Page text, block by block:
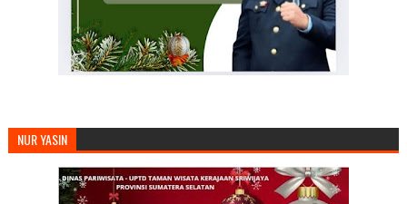
NUR YASIN